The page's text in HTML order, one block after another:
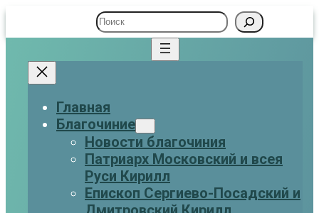
Поиск
Главная
Благочиние
Новости благочиния
Патриарх Московский и всея
Руси Кирилл
Eпископ Сергиево-Посадский и